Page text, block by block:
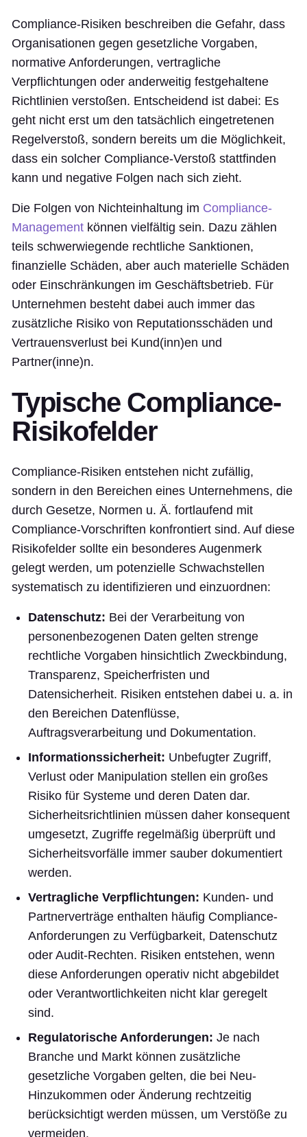
Compliance-Risiken beschreiben die Gefahr, dass
Organisationen gegen gesetzliche Vorgaben,
normative Anforderungen, vertragliche
Verpflichtungen oder anderweitig festgehaltene
Richtlinien verstoßen. Entscheidend ist dabei: Es
geht nicht erst um den tatsächlich eingetretenen
Regelverstoß, sondern bereits um die Möglichkeit,
dass ein solcher Compliance-Verstoß stattfinden
kann und negative Folgen nach sich zieht.
Die Folgen von Nichteinhaltung im Compliance-
Management können vielfältig sein. Dazu zählen
teils schwerwiegende rechtliche Sanktionen,
finanzielle Schäden, aber auch materielle Schäden
oder Einschränkungen im Geschäftsbetrieb. Für
Unternehmen besteht dabei auch immer das
zusätzliche Risiko von Reputationsschäden und
Vertrauensverlust bei Kund(inn)en und
Partner(inne)n.
Typische Compliance-
Risikofelder
Compliance-Risiken entstehen nicht zufällig,
sondern in den Bereichen eines Unternehmens, die
durch Gesetze, Normen u. Ä. fortlaufend mit
Compliance-Vorschriften konfrontiert sind. Auf diese
Risikofelder sollte ein besonderes Augenmerk
gelegt werden, um potenzielle Schwachstellen
systematisch zu identifizieren und einzuordnen:
Datenschutz: Bei der Verarbeitung von
personenbezogenen Daten gelten strenge
rechtliche Vorgaben hinsichtlich Zweckbindung,
Transparenz, Speicherfristen und
Datensicherheit. Risiken entstehen dabei u. a. in
den Bereichen Datenflüsse,
Auftragsverarbeitung und Dokumentation.
Informationssicherheit: Unbefugter Zugriff,
Verlust oder Manipulation stellen ein großes
Risiko für Systeme und deren Daten dar.
Sicherheitsrichtlinien müssen daher konsequent
umgesetzt, Zugriffe regelmäßig überprüft und
Sicherheitsvorfälle immer sauber dokumentiert
werden.
Vertragliche Verpflichtungen: Kunden- und
Partnerverträge enthalten häufig Compliance-
Anforderungen zu Verfügbarkeit, Datenschutz
oder Audit-Rechten. Risiken entstehen, wenn
diese Anforderungen operativ nicht abgebildet
oder Verantwortlichkeiten nicht klar geregelt
sind.
Regulatorische Anforderungen: Je nach
Branche und Markt können zusätzliche
gesetzliche Vorgaben gelten, die bei Neu-
Hinzukommen oder Änderung rechtzeitig
berücksichtigt werden müssen, um Verstöße zu
vermeiden.